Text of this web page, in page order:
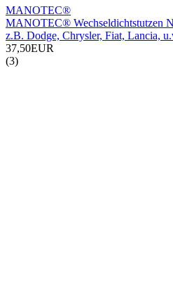
MANOTEC®
MANOTEC® Wechseldichtstutzen
z.B. Dodge, Chrysler, Fiat, Lancia,
37,50EUR
(3)